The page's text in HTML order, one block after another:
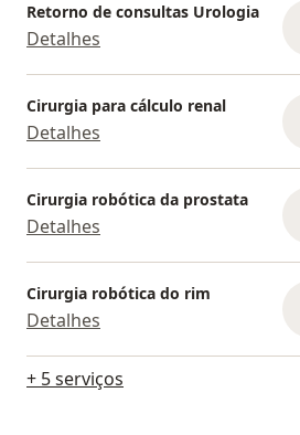
Retorno de consultas Urologia
Detalhes
Cirurgia para cálculo renal
Detalhes
Cirurgia robótica da prostata
Detalhes
Cirurgia robótica do rim
Detalhes
+ 5 serviços